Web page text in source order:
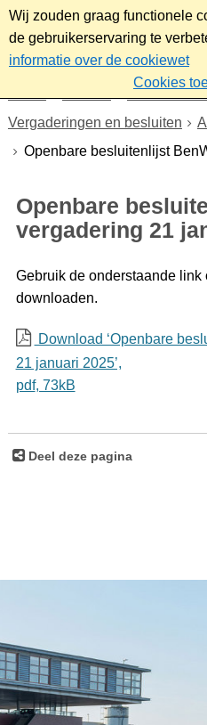
Wij zouden graag functionele
de gebruikerservaring te
informatie over de cookiewet
Cookies
Vergaderingen en besluiten
Openbare besluitenlijst
Openbare
vergadering 21
Gebruik de onderstaande link
downloaden.
Download ‘Openbare
21 januari 2025’,
pdf, 73kB
Deel deze pagina